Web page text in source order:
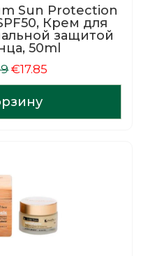
Sun Protection
Крем для
защитой
50ml
Первоначальная
цена
составляла
€20.99.
€17.85
цена: